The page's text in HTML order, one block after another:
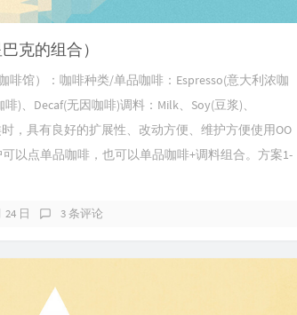
克的组合）
啡馆）：咖啡种类/单品咖啡：Espresso(意大利浓咖
)、Decaf(无因咖啡)调料：Milk、Soy(豆浆)、
，具有良好的扩展性、改动方便、维护方便使用OO
以点单品咖啡，也可以单品咖啡+调料组合。方案1-
24 日 3 条评论